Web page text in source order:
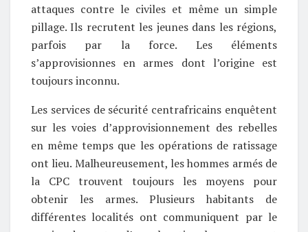
attaques contre le civiles et même un simple
pillage. Ils recrutent les jeunes dans les régions,
parfois par la force. Les éléments
s’approvisionnes en armes dont l’origine est
toujours inconnu.
Les services de sécurité centrafricains enquêtent
sur les voies d’approvisionnement des rebelles
en même temps que les opérations de ratissage
ont lieu. Malheureusement, les hommes armés de
la CPC trouvent toujours les moyens pour
obtenir les armes. Plusieurs habitants de
différentes localités ont communiquent par le